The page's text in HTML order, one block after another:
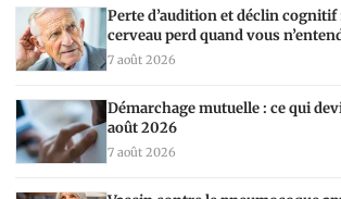
Perte d’audition et déclin cognitif
cerveau perd quand vous
7 août 2026
Démarchage mutuelle : ce qui
août 2026
7 août 2026